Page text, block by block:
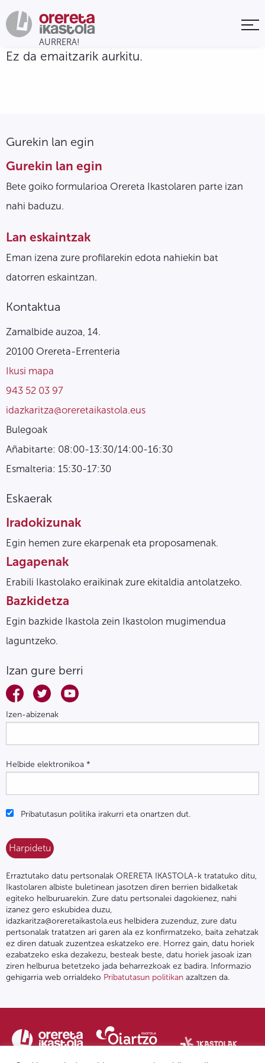
Ez da emaitzarik aurkitu.
Gurekin lan egin
Gurekin lan egin
Bete goiko formularioa Orereta Ikastolaren parte izan
nahi baduzu.
Lan eskaintzak
Eman izena zure profilarekin edota nahiekin bat
datorren eskaintzan.
Kontaktua
Zamalbide auzoa, 14.
20100 Orereta-Errenteria
Ikusi mapa
943 52 03 97
idazkaritza@oreretaikastola.eus
Bulegoak
Añabitarte: 08:00-13:30/14:00-16:30
Esmalteria: 15:30-17:30
Eskaerak
Iradokizunak
Egin hemen zure ekarpenak eta proposamenak.
Lagapenak
Erabili Ikastolako eraikinak zure ekitaldia antolatzeko.
Bazkidetza
Egin bazkide Ikastola zein Ikastolon mugimendua
laguntzeko.
Izan gure berri
Izen-abizenak
Helbide elektronikoa *
Pribatutasun politika irakurri eta onartzen dut.
Erraztutako datu pertsonalak ORERETA IKASTOLA-k tratatuko ditu,
Ikastolaren albiste buletinean jasotzen diren berrien bidalketak
egiteko helburuarekin. Zure datu pertsonalei dagokienez, nahi
izanez gero eskubidea duzu,
idazkaritza@oreretaikastola.eus helbidera zuzenduz, zure datu
pertsonalak tratatzen ari garen ala ez konfirmatzeko, baita zehatzak
ez diren datuak zuzentzea eskatzeko ere. Horrez gain, datu horiek
ezabatzeko eska dezakezu, besteak beste, datu horiek jasoak izan
ziren helburua betetzeko jada beharrezkoak ez badira. Informazio
gehigarria web orrialdeko Pribatutasun politikan azaltzen da.